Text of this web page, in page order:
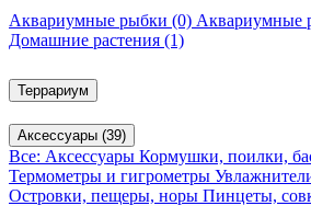
Аквариумные рыбки (0) Аквариумные
Домашние растения (1)
Террариум
Аксессуары (39)
Все: Аксессуары Кормушки, поилки,
Термометры и гигрометры
Островки, пещеры, норы Пинцеты,